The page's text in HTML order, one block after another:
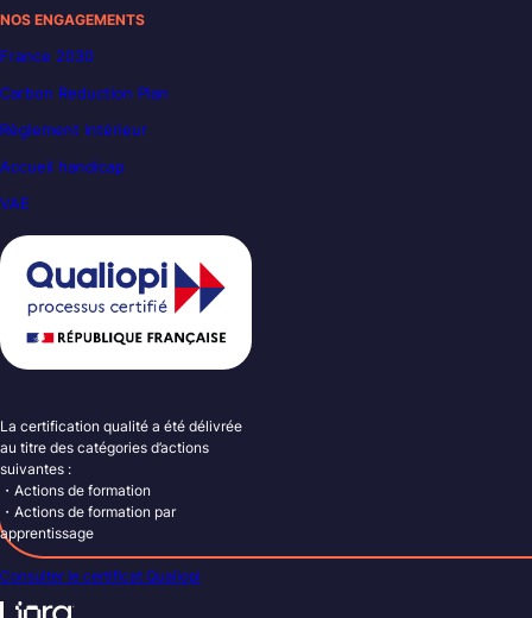
NOS ENGAGEMENTS
France 2030
Carbon Reduction Plan
Règlement intérieur
Accueil handicap
VAE
La certification qualité a été délivrée
au titre des catégories d’actions
suivantes :
・Actions de formation
・Actions de formation par
apprentissage
Consulter le certificat Qualiopi